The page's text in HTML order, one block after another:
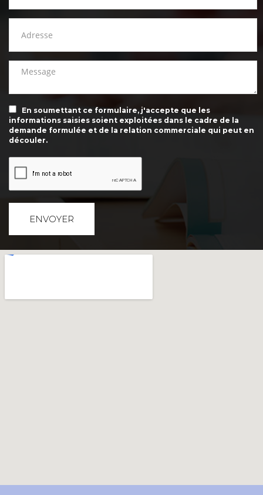
En soumettant ce formulaire, j'accepte que les
informations saisies soient exploitées dans le cadre de la
demande formulée et de la relation commerciale qui peut en
découler.